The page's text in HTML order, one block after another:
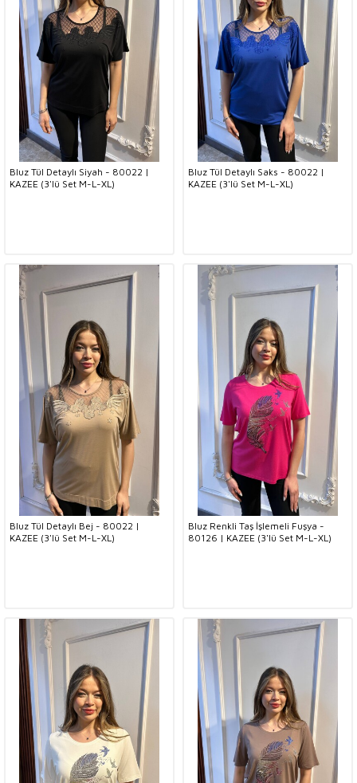
Bluz Tül Detaylı Siyah - 80022 |
KAZEE (3'lü Set M-L-XL)
Bluz Tül Detaylı Saks - 80022 |
KAZEE (3'lü Set M-L-XL)
Bluz Tül Detaylı Bej - 80022 |
KAZEE (3'lü Set M-L-XL)
Bluz Renkli Taş İşlemeli Fuşya -
80126 | KAZEE (3'lü Set M-L-XL)